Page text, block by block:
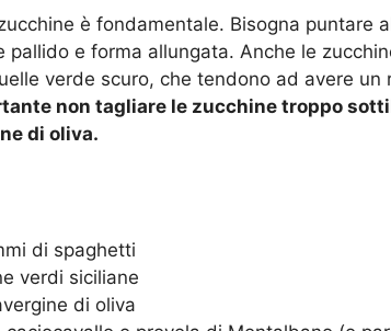
è fondamentale. Bisogna puntare
pallido e forma allungata. Anche le
verde scuro, che tendono ad avere un
non tagliare le zucchine troppo
di oliva.
di spaghetti
verdi siciliane
di oliva